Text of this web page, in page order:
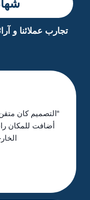
تجارب عملائنا و
“التصميم كان
أضافت للمكان